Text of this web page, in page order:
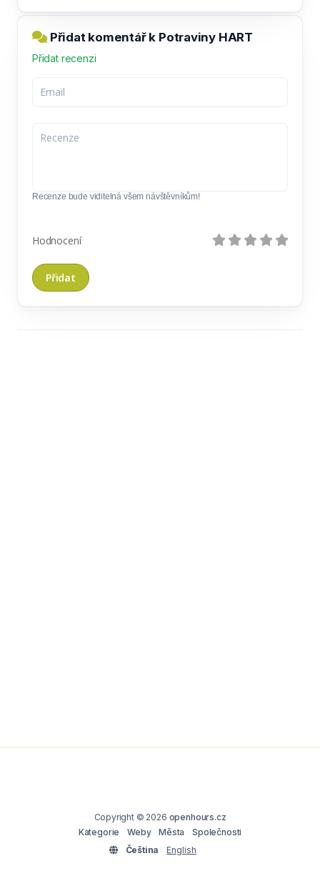
Přidat komentář k Potraviny HART
Přidat recenzi
Recenze bude viditelná všem návštěvníkům!
Hodnocení
Copyright © 2026 openhours.cz
Kategorie
Weby Města
Společnosti
Čeština
English